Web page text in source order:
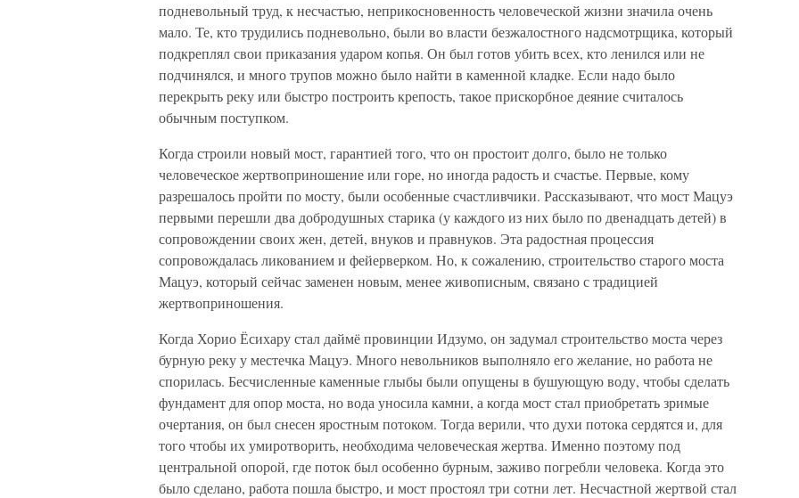
подневольный труд, к несчастью, неприкосновенность человеческой жизни значила очень
мало. Те, кто трудились подневольно, были во власти безжалостного надсмотрщика, который
подкреплял свои приказания ударом копья. Он был готов убить всех, кто ленился или не
подчинялся, и много трупов можно было найти в каменной кладке. Если надо было
перекрыть реку или быстро построить крепость, такое прискорбное деяние считалось
обычным поступком.
Когда строили новый мост, гарантией того, что он простоит долго, было не только
человеческое жертвоприношение или горе, но иногда радость и счастье. Первые, кому
разрешалось пройти по мосту, были особенные счастливчики. Рассказывают, что мост Мацуэ
первыми перешли два добродушных старика (у каждого из них было по двенадцать детей) в
сопровождении своих жен, детей, внуков и правнуков. Эта радостная процессия
сопровождалась ликованием и фейерверком. Но, к сожалению, строительство старого моста
Мацуэ, который сейчас заменен новым, менее живописным, связано с традицией
жертвоприношения.
Когда Хорио Ёсихару стал даймё провинции Идзумо, он задумал строительство моста через
бурную реку у местечка Мацуэ. Много невольников выполняло его желание, но работа не
спорилась. Бесчисленные каменные глыбы были опущены в бушующую воду, чтобы сделать
фундамент для опор моста, но вода уносила камни, а когда мост стал приобретать зримые
очертания, он был снесен яростным потоком. Тогда верили, что духи потока сердятся и, для
того чтобы их умиротворить, необходима человеческая жертва. Именно поэтому под
центральной опорой, где поток был особенно бурным, заживо погребли человека. Когда это
было сделано, работа пошла быстро, и мост простоял три сотни лет. Несчастной жертвой стал